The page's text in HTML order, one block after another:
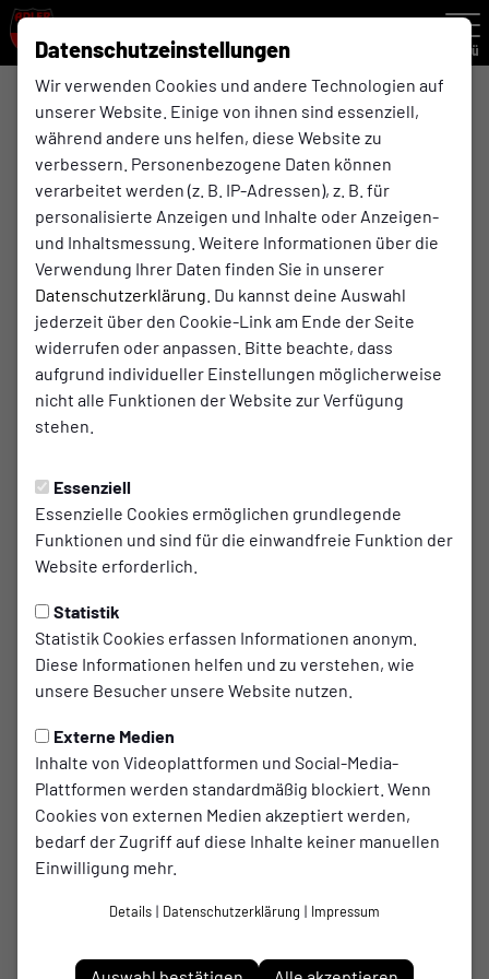
Datenschutzeinstellungen
Wir verwenden Cookies und andere Technologien auf
unserer Website. Einige von ihnen sind essenziell,
während andere uns helfen, diese Website zu
verbessern. Personenbezogene Daten können
verarbeitet werden (z. B. IP-Adressen), z. B. für
personalisierte Anzeigen und Inhalte oder Anzeigen-
und Inhaltsmessung. Weitere Informationen über die
Verwendung Ihrer Daten finden Sie in unserer
Datenschutzerklärung . Du kannst deine Auswahl
jederzeit über den Cookie-Link am Ende der Seite
widerrufen oder anpassen. Bitte beachte, dass
aufgrund individueller Einstellungen möglicherweise
nicht alle Funktionen der Website zur Verfügung
stehen.
Essenziell
Essenzielle Cookies ermöglichen grundlegende
Funktionen und sind für die einwandfreie Funktion der
Website erforderlich.
Statistik
Statistik Cookies erfassen Informationen anonym.
Diese Informationen helfen und zu verstehen, wie
unsere Besucher unsere Website nutzen.
Externe Medien
Inhalte von Videoplattformen und Social-Media-
Plattformen werden standardmäßig blockiert. Wenn
Cookies von externen Medien akzeptiert werden,
bedarf der Zugriff auf diese Inhalte keiner manuellen
Einwilligung mehr.
Details | Datenschutzerklärung | Impressum
Menü
ü32
Übersicht Kader Funktionsteam
0
Rouven
Terhardt
Im Verein seit